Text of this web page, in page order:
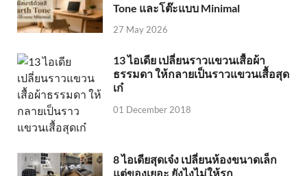
Tone และโต๊ะแบบ Minimal
27 May 2026
13 ไอเดีย เปลี่ยนราวแขวนเสื้อผ้า
ธรรมดา ให้กลายเป็นราวแขวนเสื้อสุด
เก๋
01 December 2018
8 ไอเดียสุดเจ๋ง เปลี่ยนห้องขนาดเล็ก
แต่ของเยอะ ยังไงไม่ให้รก